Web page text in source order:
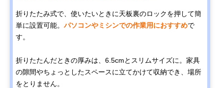
折りたたみ式で、使いたいときに天板裏のロックを押して簡
単に設置可能。 パソコンやミシンでの作業用におすすめで
す。
折りたたんだときの厚みは、6.5cmとスリムサイズに。家具
の隙間やちょっとしたスペースに立てかけて収納でき、場所
をとりません。